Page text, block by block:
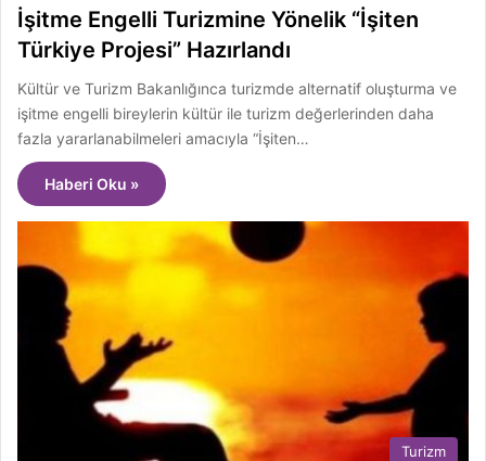
İşitme Engelli Turizmine Yönelik “İşiten
Türkiye Projesi” Hazırlandı
Kültür ve Turizm Bakanlığınca turizmde alternatif oluşturma ve
işitme engelli bireylerin kültür ile turizm değerlerinden daha
fazla yararlanabilmeleri amacıyla “İşiten…
Haberi Oku »
Turizm